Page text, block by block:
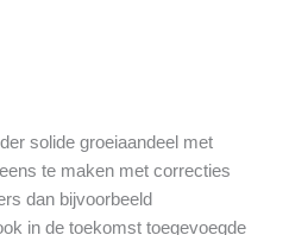
solide groeiaandeel met
te maken met correcties
dan bijvoorbeeld
in de toekomst toegevoegde